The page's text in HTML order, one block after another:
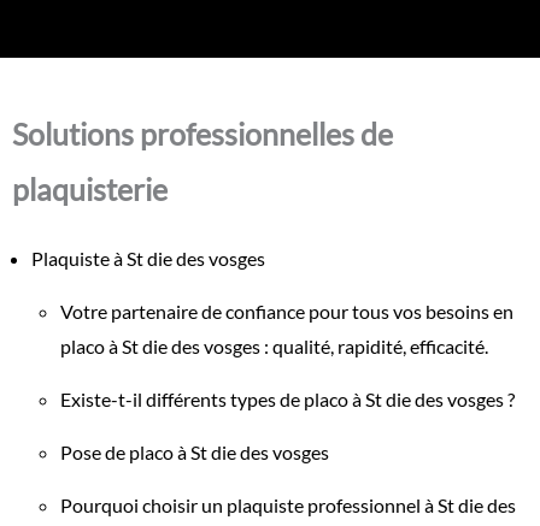
Solutions professionnelles de
plaquisterie
Plaquiste à St die des vosges
Votre partenaire de confiance pour tous vos besoins en
placo à St die des vosges : qualité, rapidité, efficacité.
Existe-t-il différents types de placo à St die des vosges ?
Pose de placo à St die des vosges
Pourquoi choisir un plaquiste professionnel à St die des